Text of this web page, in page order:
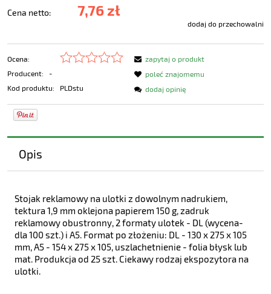
Cena netto: 7,76 zł
dodaj do przechowalni
Ocena:
Producent:
-
Kod produktu:
PLDstu
zapytaj o produkt
poleć znajomemu
dodaj opinię
Opis
Stojak reklamowy na ulotki z dowolnym nadrukiem,
tektura 1,9 mm oklejona papierem 150 g, zadruk
reklamowy obustronny, 2 formaty ulotek - DL (wycena-
dla 100 szt.) i A5. Format po złożeniu: DL - 130 x 275 x 105
mm, A5 - 154 x 275 x 105, uszlachetnienie - folia błysk lub
mat. Produkcja od 25 szt. Ciekawy rodzaj ekspozytora na
ulotki.